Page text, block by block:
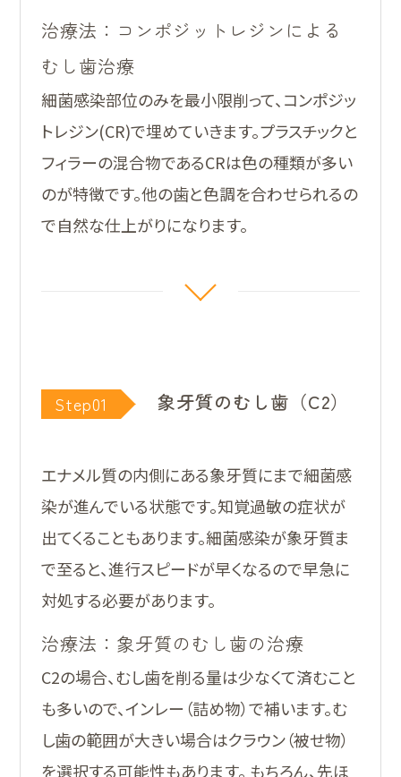
治療法：コンポジットレジンによる
むし歯治療
細菌感染部位のみを最小限削って、コンポジッ
トレジン(CR)で埋めていきます。プラスチックと
フィラーの混合物であるCRは色の種類が多い
のが特徴です。他の歯と色調を合わせられるの
で自然な仕上がりになります。
Step01 象牙質のむし歯（C2）
エナメル質の内側にある象牙質にまで細菌感
染が進んでいる状態です。知覚過敏の症状が
出てくることもあります。細菌感染が象牙質ま
で至ると、進行スピードが早くなるので早急に
対処する必要があります。
治療法：象牙質のむし歯の治療
C2の場合、むし歯を削る量は少なくて済むこと
も多いので、インレー（詰め物）で補います。む
し歯の範囲が大きい場合はクラウン（被せ物）
を選択する可能性もあります。 もちろん、先ほ